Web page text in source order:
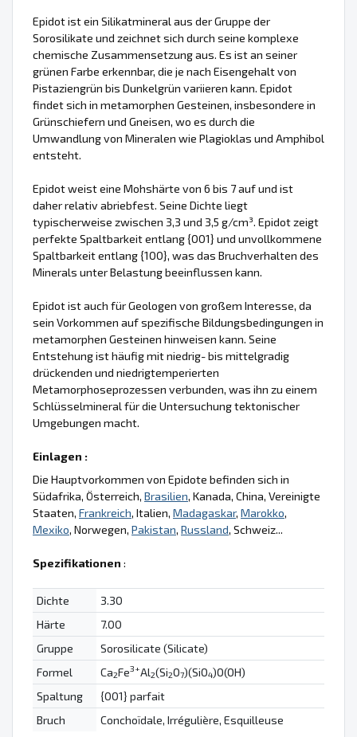
Epidot ist ein Silikatmineral aus der Gruppe der
Sorosilikate und zeichnet sich durch seine komplexe
chemische Zusammensetzung aus. Es ist an seiner
grünen Farbe erkennbar, die je nach Eisengehalt von
Pistaziengrün bis Dunkelgrün variieren kann. Epidot
findet sich in metamorphen Gesteinen, insbesondere in
Grünschiefern und Gneisen, wo es durch die
Umwandlung von Mineralen wie Plagioklas und Amphibol
entsteht.
Epidot weist eine Mohshärte von 6 bis 7 auf und ist
daher relativ abriebfest. Seine Dichte liegt
typischerweise zwischen 3,3 und 3,5 g/cm³. Epidot zeigt
perfekte Spaltbarkeit entlang {001} und unvollkommene
Spaltbarkeit entlang {100}, was das Bruchverhalten des
Minerals unter Belastung beeinflussen kann.
Epidot ist auch für Geologen von großem Interesse, da
sein Vorkommen auf spezifische Bildungsbedingungen in
metamorphen Gesteinen hinweisen kann. Seine
Entstehung ist häufig mit niedrig- bis mittelgradig
drückenden und niedrigtemperierten
Metamorphoseprozessen verbunden, was ihn zu einem
Schlüsselmineral für die Untersuchung tektonischer
Umgebungen macht.
Einlagen :
Die Hauptvorkommen von Epidote befinden sich in
Südafrika, Österreich, Brasilien, Kanada, China, Vereinigte
Staaten, Frankreich, Italien, Madagaskar, Marokko,
Mexiko, Norwegen, Pakistan, Russland, Schweiz...
Spezifikationen :
Dichte
3.30
Härte
7.00
Gruppe
Sorosilicate (Silicate)
Formel
Ca2Fe3+Al2(Si2O7)(SiO4)O(OH)
Spaltung
{001} parfait
Bruch
Conchoïdale, Irrégulière, Esquilleuse